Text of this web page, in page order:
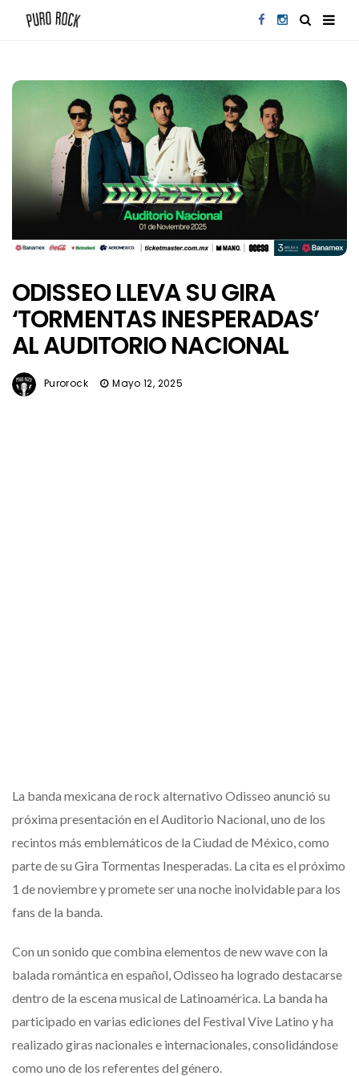
ODISSEO LLEVA SU GIRA
‘TORMENTAS INESPERADAS’
AL AUDITORIO NACIONAL
Purorock Mayo 12, 2025
La banda mexicana de rock alternativo Odisseo anunció su
próxima presentación en el Auditorio Nacional, uno de los
recintos más emblemáticos de la Ciudad de México, como
parte de su Gira Tormentas Inesperadas. La cita es el próximo
1 de noviembre y promete ser una noche inolvidable para los
fans de la banda.
Con un sonido que combina elementos de new wave con la
balada romántica en español, Odisseo ha logrado destacarse
dentro de la escena musical de Latinoamérica. La banda ha
participado en varias ediciones del Festival Vive Latino y ha
realizado giras nacionales e internacionales, consolidándose
como uno de los referentes del género.